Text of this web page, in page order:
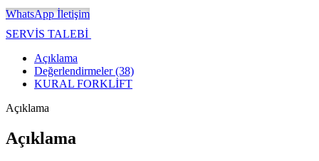
WhatsApp İletişim
SERVİS TALEBİ
Açıklama
Değerlendirmeler (38)
KURAL FORKLİFT
Açıklama
Açıklama